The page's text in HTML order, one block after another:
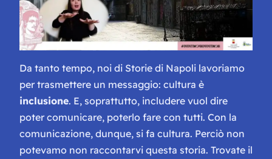
Da tanto tempo, noi di Storie di Napoli lavoriamo
per trasmettere un messaggio: cultura è
inclusione. E, soprattutto, includere vuol dire
poter comunicare, poterlo fare con tutti. Con la
comunicazione, dunque, si fa cultura. Perciò non
potevamo non raccontarvi questa storia. Trovate il